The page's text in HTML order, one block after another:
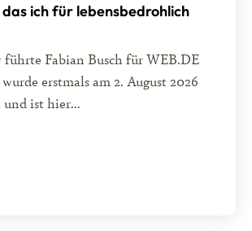
ich für lebensbedrohlich
führte Fabian Busch für WEB.DE
erstmals am 2. August 2026
ist hier...